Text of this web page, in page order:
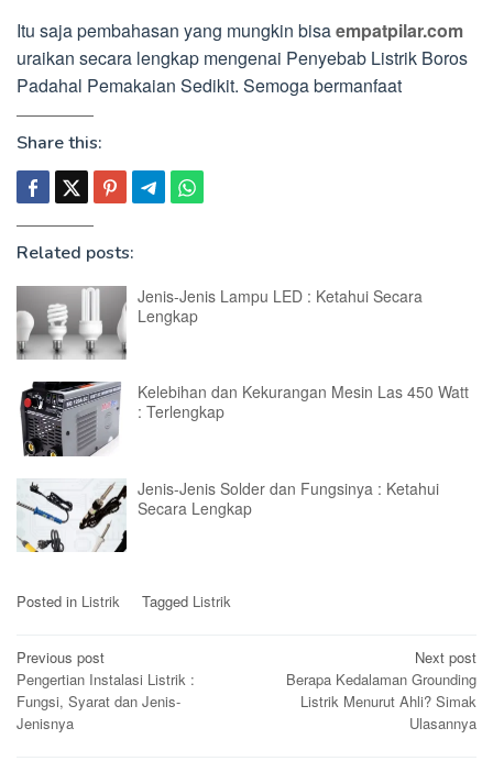
Itu saja pembahasan yang mungkin bisaempatpilar.com
uraikan secara lengkap mengenai Penyebab Listrik Boros
Padahal Pemakaian Sedikit. Semoga bermanfaat
Share this:
Related posts:
Jenis-Jenis Lampu LED : Ketahui Secara
Lengkap
Kelebihan dan Kekurangan Mesin Las 450 Watt
: Terlengkap
Jenis-Jenis Solder dan Fungsinya : Ketahui
Secara Lengkap
Posted in Listrik Tagged Listrik
Post
navigation
Previous post
Pengertian Instalasi Listrik :
Fungsi, Syarat dan Jenis-
Jenisnya
Next post
Berapa Kedalaman Grounding
Listrik Menurut Ahli? Simak
Ulasannya